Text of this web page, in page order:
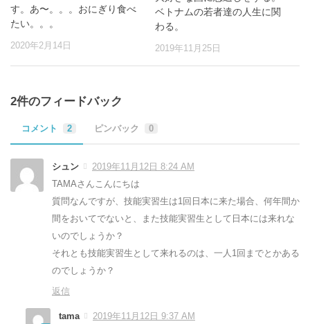
す。あ〜。。。おにぎり食べ
たい。。。
2020年2月14日
ベトナムの若者達の人生に関
わる。
2019年11月25日
2件のフィードバック
コメント 2 ピンバック 0
シュン
2019年11月12日 8:24 AM
TAMAさんこんにちは
質問なんですが、技能実習生は1回日本に来た場合、何年間か
間をおいてでないと、また技能実習生として日本には来れな
いのでしょうか？
それとも技能実習生として来れるのは、一人1回までとかある
のでしょうか？
返信
tama
2019年11月12日 9:37 AM